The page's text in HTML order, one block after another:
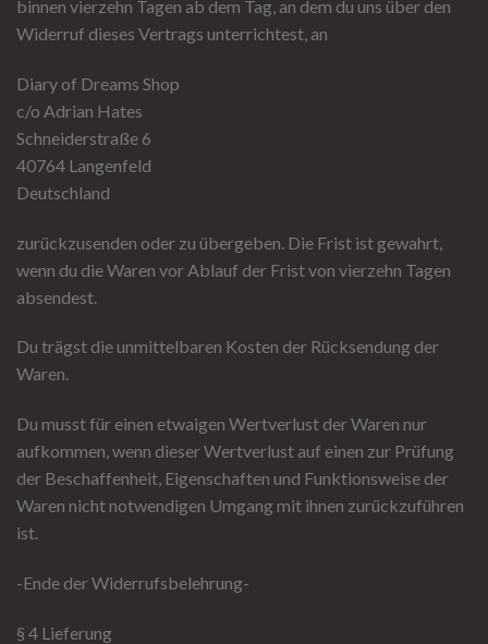
binnen vierzehn Tagen ab dem Tag, an dem du uns über den
Widerruf dieses Vertrags unterrichtest, an
Diary of Dreams Shop
c/o Adrian Hates
Schneiderstraße 6
40764 Langenfeld
Deutschland
zurückzusenden oder zu übergeben. Die Frist ist gewahrt,
wenn du die Waren vor Ablauf der Frist von vierzehn Tagen
absendest.
Du trägst die unmittelbaren Kosten der Rücksendung der
Waren.
Du musst für einen etwaigen Wertverlust der Waren nur
aufkommen, wenn dieser Wertverlust auf einen zur Prüfung
der Beschaffenheit, Eigenschaften und Funktionsweise der
Waren nicht notwendigen Umgang mit ihnen zurückzuführen
ist.
-Ende der Widerrufsbelehrung-
§ 4 Lieferung